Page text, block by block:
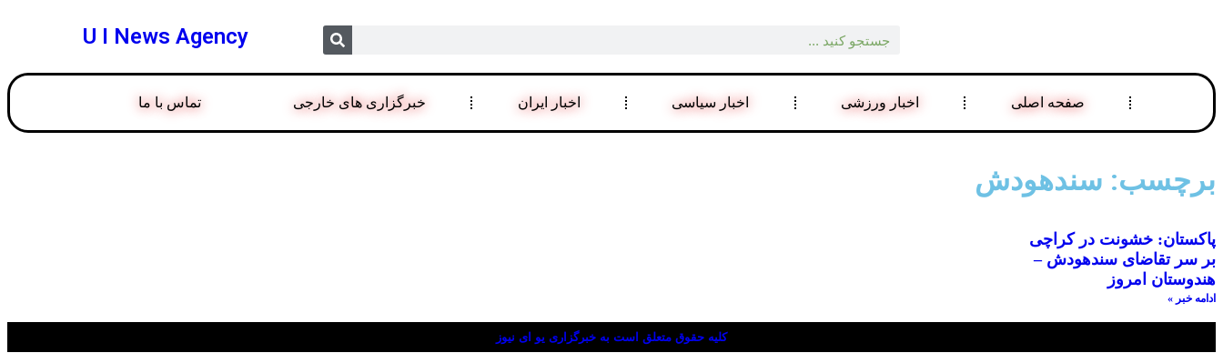
U I News Agency
صفحه اصلی اخبار ورزشی اخبار سیاسی اخبار ایران خبرگزاری های خارجی تماس با ما
برچسب: سندهودش
پاکستان: خشونت در کراچی
بر سر تقاضای سندهودش –
هندوستان امروز
ادامه خبر »
کلیه حقوق متعلق است به خبرگزاری یو ای نیوز